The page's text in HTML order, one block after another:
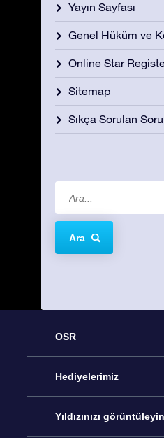
Yayın Sayfası
Genel Hüküm ve
Online Star
Sitemap
Sıkça Sorulan
Ara
OSR
Hizmet
İletişim
Hediyelerimiz
Çevrimiçi Yıldız Hediyesi
Yıldızınızı görüntüleyin